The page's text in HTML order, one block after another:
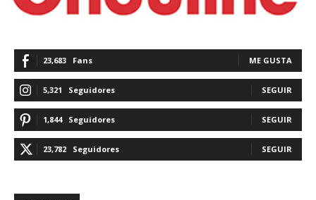
23,683 Fans ME GUSTA
5,321 Seguidores SEGUIR
1,844 Seguidores SEGUIR
23,782 Seguidores SEGUIR